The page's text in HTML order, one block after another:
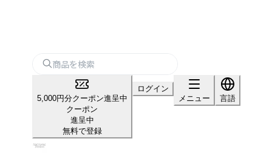
5,000円分クーポン進呈中
クーポン
進呈中
無料で登録
ログイン
メニュー
言語